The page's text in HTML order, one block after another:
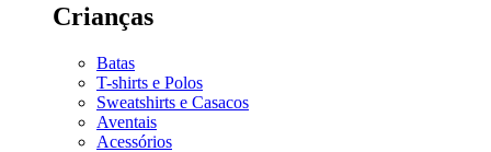
Crianças
Batas
T-shirts e Polos
Sweatshirts e Casacos
Aventais
Acessórios